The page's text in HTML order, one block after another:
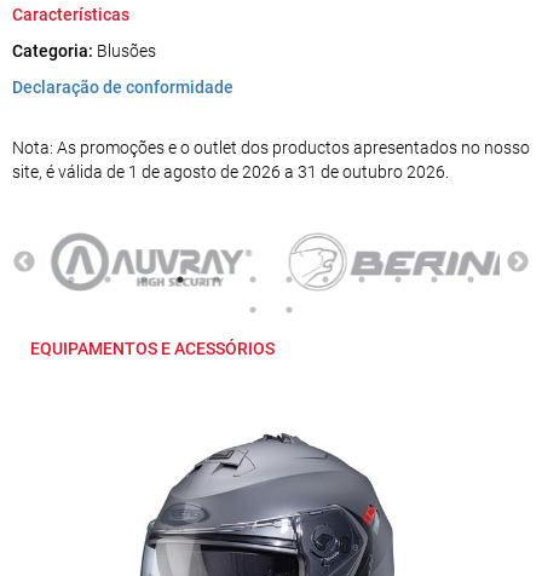
Características
Categoria: Blusões
Declaração de conformidade
Nota: As promoções e o outlet dos productos apresentados no nosso
site, é válida de 1 de agosto de 2026 a 31 de outubro 2026.
EQUIPAMENTOS E ACESSÓRIOS